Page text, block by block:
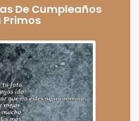
De Cumpleaños
Primos